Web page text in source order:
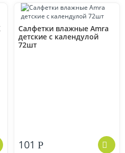
Салфетки влажные Amra
детские с календулой
72шт
101 Р